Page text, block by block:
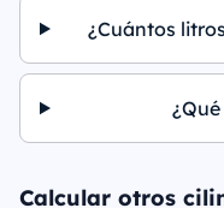
¿Cuántos
Calcular otros